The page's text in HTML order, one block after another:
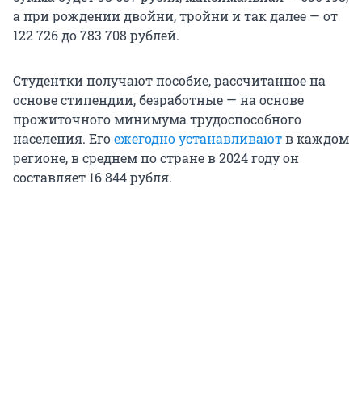
а при рождении двойни, тройни и так далее — от
122 726 до 783 708 рублей.
Студентки получают пособие, рассчитанное на
основе стипендии, безработные — на основе
прожиточного минимума трудоспособного
населения. Егоежегодно устанавливаютв каждом
регионе, в среднем по стране в 2024 году он
составляет 16 844 рубля.